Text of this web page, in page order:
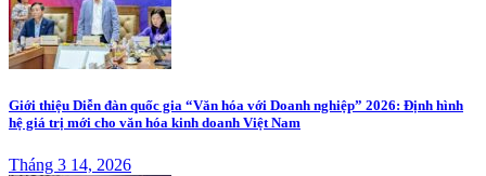
Giới thiệu Diễn đàn quốc gia “Văn hóa với Doanh nghiệp” 2026: Định hình
hệ giá trị mới cho văn hóa kinh doanh Việt Nam
Tháng 3 14, 2026